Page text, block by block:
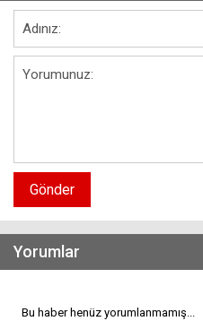
Gönder
Yorumlar
Bu haber henüz yorumlanmamış...